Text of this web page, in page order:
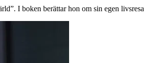
I boken berättar hon om sin egen